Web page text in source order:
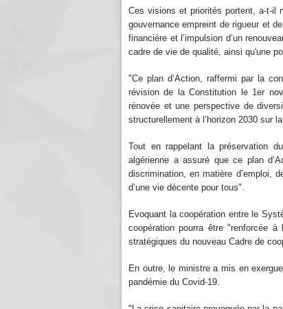
Ces visions et priorités portent, a-t-il
gouvernance empreint de rigueur et
financière et l’impulsion d’un
cadre de vie de qualité, ainsi qu'une
"Ce plan d’Action, raffermi par la
révision de la Constitution le 1er
rénovée et une perspective de
structurellement à l’horizon 2030 sur
Tout en rappelant la préservation
algérienne a assuré que ce plan
discrimination, en matière d’emploi,
d’une vie décente pour tous".
Evoquant la coopération entre le
coopération pourra être "renforcée
stratégiques du nouveau Cadre de
En outre, le ministre a mis en
pandémie du Covid-19.